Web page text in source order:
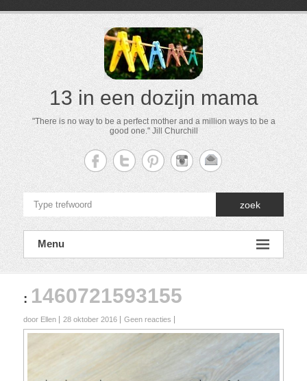
13 in een dozijn mama
"There is no way to be a perfect mother and a million ways to be a
good one." Jill Churchill
zoek
Menu
: 1460721593155
door Ellen 28 oktober 2016 Geen reacties